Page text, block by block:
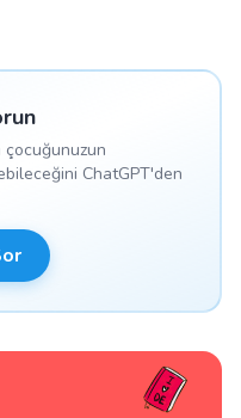
ChatGPT'den